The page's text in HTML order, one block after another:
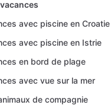
avec piscine en Croatie
avec piscine en Istrie
en bord de plage
avec vue sur la mer
de compagnie